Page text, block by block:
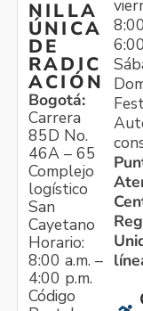
NILLA
ÚNICA
DE
RADIC
ACIÓN
Bogotá:
Carrera
85D No.
46A – 65
Complejo
logístico
San
Cayetano
Horario:
8:00 a.m. –
4:00 p.m.
Código